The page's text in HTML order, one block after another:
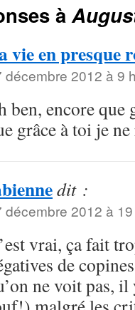
à
vie en presque
décembre 2012 à 9
ben, encore que
grâce à toi je
dit :
décembre 2012 à
vrai, ça fait
de
ne voit pas,